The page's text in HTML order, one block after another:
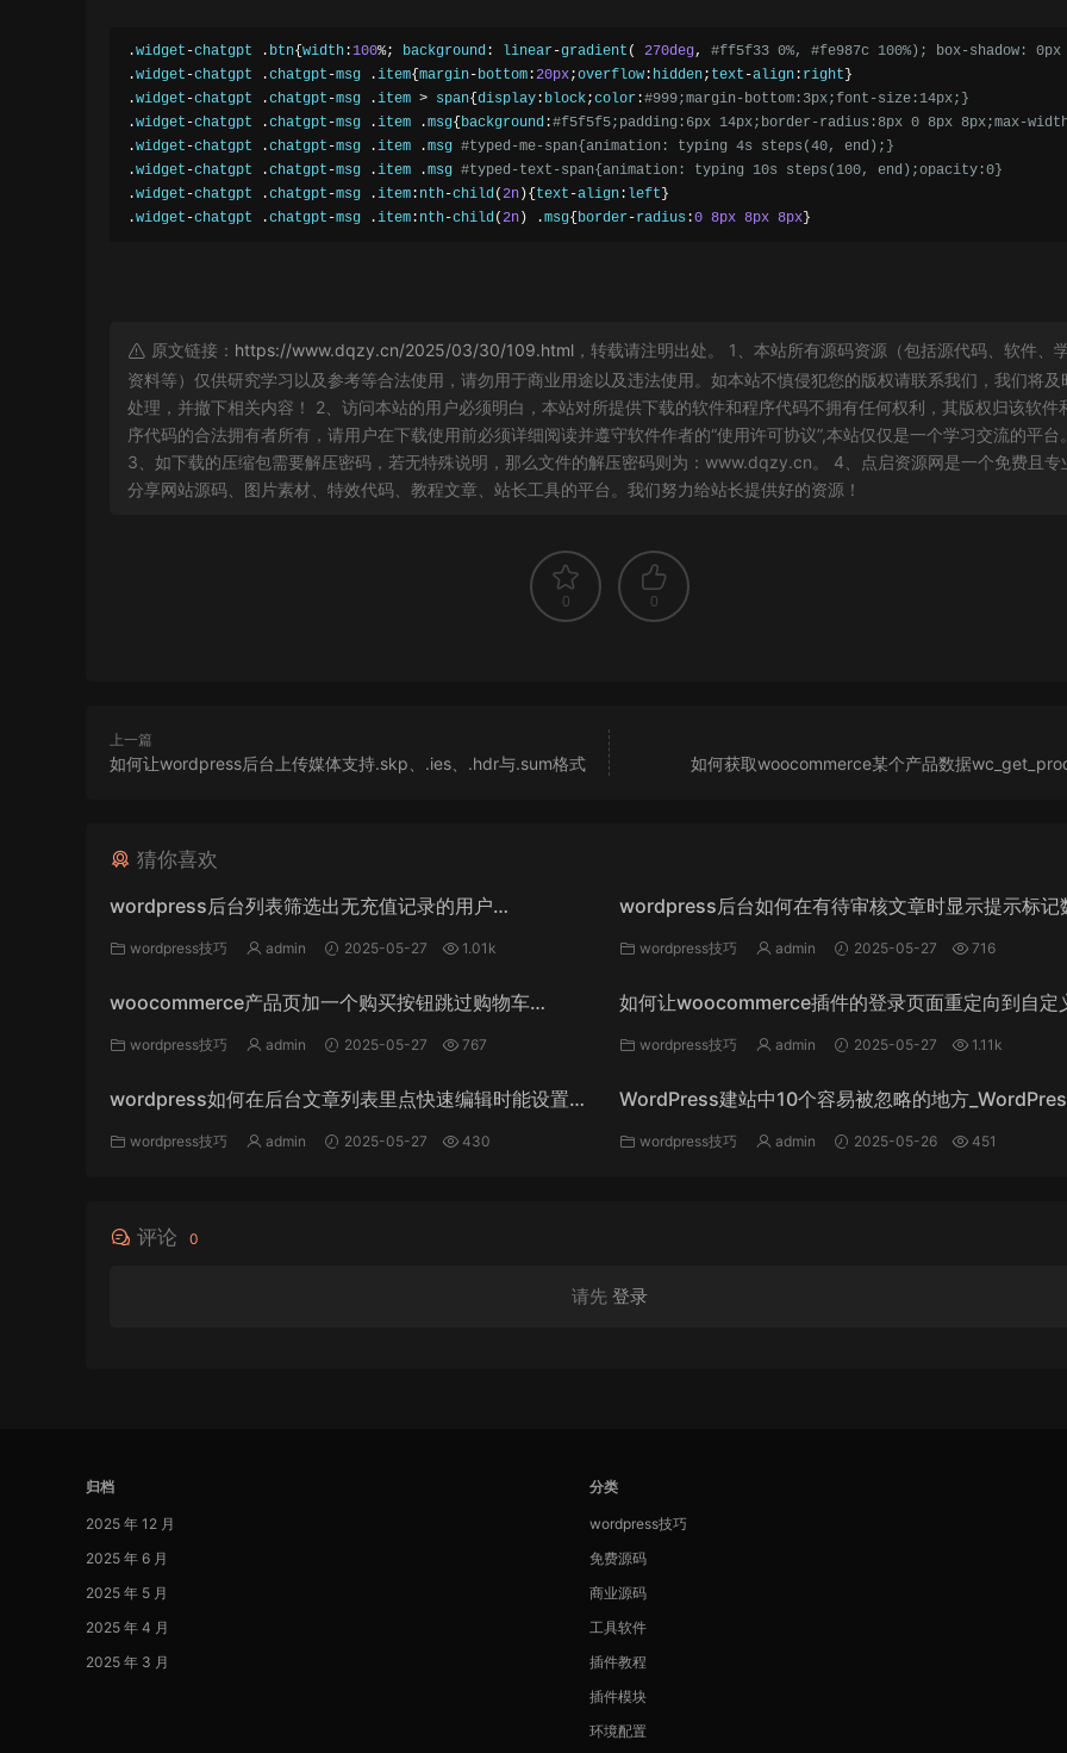
.widget -chatgpt . btn{ width :100%; background : linear-gradient ( 270deg,
#ff5f33 0%, #fe987c 100%); box-shadow:
.widget -chatgpt .chatgpt -msg .item{ margin-bottom :20px;overflow : hidden; text -align : right }
.widget -chatgpt .chatgpt -msg .item > span{ display : block;color :#999;margin-bottom:3px;font-size:14px;}
.widget -chatgpt .chatgpt -msg .item .msg{ background :#f5f5f5;padding:6px 14px;border-radius:8px 0 8px
.widget -chatgpt .chatgpt -msg .item .msg #typed-me-span{animation: typing 4s steps(40, end);}
.widget -chatgpt .chatgpt -msg .item .msg #typed-text-span{animation: typing 10s steps(100, end);opacity:0}
.widget -chatgpt .chatgpt -msg .item : nth-child(2n ){ text -align : left }
.widget -chatgpt .chatgpt -msg .item : nth-child(2n ) .msg{ border-radius :0 8px 8px 8px }
原文链接： https://www.dqzy.cn/2025/03/30/109.html ，转载请注明出处。 1、本站所有源码资源（包括源代码、软件、
资料等）仅供研究学习以及参考等合法使用，请勿用于商业用途以及违法使用。如本站不慎侵犯您的版权请联系我们，我们将及
处理，并撤下相关内容！ 2、访问本站的用户必须明白，本站对所提供下载的软件和程序代码不拥有任何权利，其版权归该软件
序代码的合法拥有者所有，请用户在下载使用前必须详细阅读并遵守软件作者的“使用许可协议”,本站仅仅是一个学习交流的平台。
3、如下载的压缩包需要解压密码，若无特殊说明，那么文件的解压密码则为：www.dqzy.cn。 4、点启资源网是一个免费且专
分享网站源码、图片素材、特效代码、教程文章、站长工具的平台。我们努力给站长提供好的资源！
0 0
上一篇
如何让wordpress后台上传媒体支持.skp、.ies、.hdr与.sum格式 如何获取woocommerce某个产品数据
猜你喜欢
wordpress后台列表筛选出无充值记录的用户
_WordPress教程
wordpress技巧 admin 2025-05-27 1.01k
wordpress后台如何在有待审核文章时显示提示标记
_WordPress教程
wordpress技巧 admin 2025-05-27 716
woocommerce产品页加一个购买按钮跳过购物车
_WordPress教程
wordpress技巧 admin 2025-05-27 767
如何让woocommerce插件的登录页面重定向到自定
录页面_WordPress教程
wordpress技巧 admin 2025-05-27 1.11k
wordpress如何在后台文章列表里点快速编辑时能设置某
个文章字段_WordPress教程
wordpress技巧 admin 2025-05-27 430
WordPress建站中10个容易被忽略的地方
程 wordpress技巧 admin 2025-05-26 451
评论 0
请先 登录
归档
2025 年 12 月
2025 年 6 月
2025 年 5 月
2025 年 4 月
2025 年 3 月
分类
wordpress技巧
免费源码
商业源码
工具软件
插件教程
插件模块
环境配置